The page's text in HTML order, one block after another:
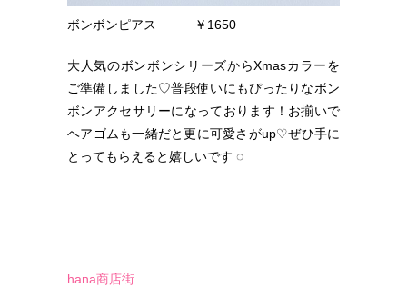
ボンボンピアス ￥1650
大人気のボンボンシリーズからXmasカラーを
ご準備しました♡普段使いにもぴったりなボン
ボンアクセサリーになっております！お揃いで
ヘアゴムも一緒だと更に可愛さがup♡ぜひ手に
とってもらえると嬉しいです ◌
hana商店街.